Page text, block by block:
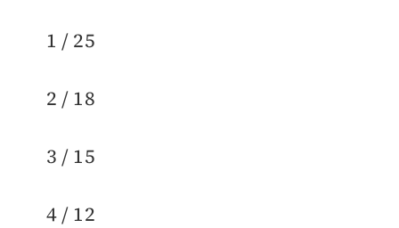
1 / 25
2 / 18
3 / 15
4 / 12